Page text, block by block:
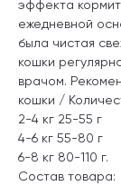
эффекта
ежедневной
была чистая
кошки
врачом.
кошки /
2-4 кг 25-55 г
4-6 кг 55-80 г
6-8 кг 80-110 г.
Состав товара: